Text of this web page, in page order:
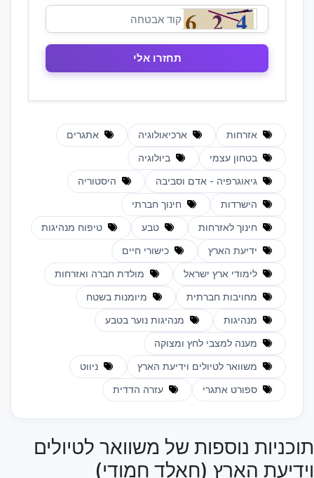
אזרחות ארכיאולוגיה אתגרים
בטחון עצמי ביולוגיה
גיאוגרפיה - אדם וסביבה היסטוריה
הישרדות חינוך חברתי
חינוך לאזרחות טבע טיפוח מנהיגות
ידיעת הארץ כישורי חיים
לימודי ארץ ישראל מולדת חברה ואזרחות
מחויבות חברתית מיומנות בשטח
מנהיגות מנהיגות נוער בטבע
מענה למצבי לחץ ומצוקה
משוואר לטיולים וידיעת הארץ ניווט
ספורט אתגרי עזרה הדדית
תוכניות נוספות של משוואר לטיולים
וידיעת הארץ (חאלד חמודי)